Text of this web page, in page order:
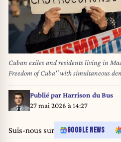
Cuban exiles and residents living in
Freedom of Cuba'' with simultaneous
The demonstration supports the return
David Canales/NurPhoto)
Publié parHarrison du Bus
27 mai 2026 à 14:27
Suis-nous sur GOOGLE NEWS